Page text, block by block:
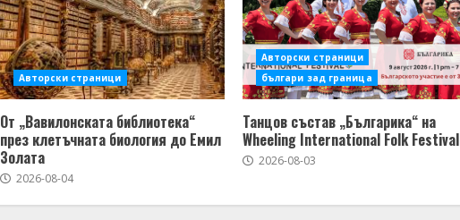
Авторски страници
От „Вавилонската библиотека“
през клетъчната биология до Емил
Золата
2026-08-04
Авторски страници
българи зад граница
Танцов състав „Българика“ на
Wheeling International Folk Festival
2026-08-03